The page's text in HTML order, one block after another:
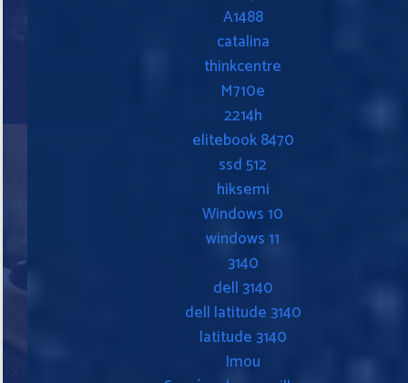
A1488
catalina
thinkcentre
M710e
2214h
elitebook 8470
ssd 512
hiksemi
Windows 10
windows 11
3140
dell 3140
dell latitude 3140
latitude 3140
Imou